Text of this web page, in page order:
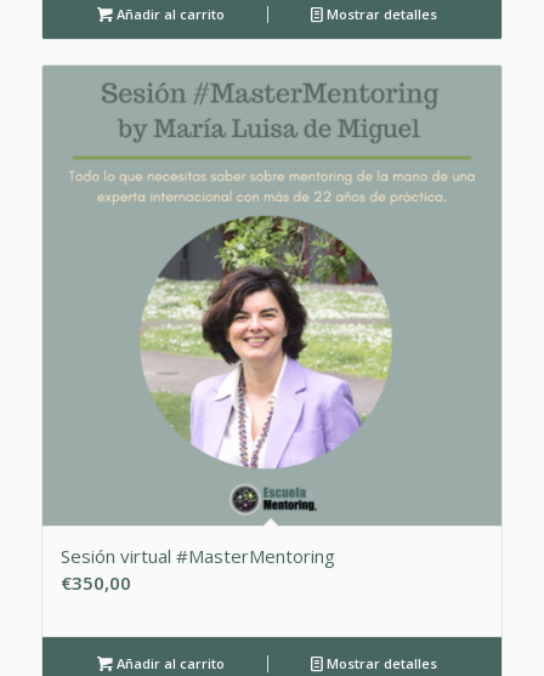
Añadir al carrito Mostrar detalles
Sesión virtual #MasterMentoring
€350,00
Añadir al carrito Mostrar detalles